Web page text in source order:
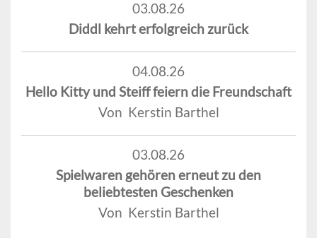
03.08.26
Diddl kehrt erfolgreich zurück
04.08.26
Hello Kitty und Steiff feiern die Freundschaft
Von Kerstin Barthel
03.08.26
Spielwaren gehören erneut zu den
beliebtesten Geschenken
Von Kerstin Barthel